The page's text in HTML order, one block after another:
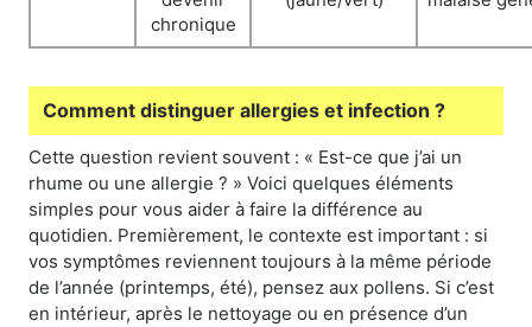
chronique
Comment distinguer allergies et infection ?
Cette question revient souvent : « Est-ce que j’ai un
rhume ou une allergie ? » Voici quelques éléments
simples pour vous aider à faire la différence au
quotidien. Premièrement, le contexte est important : si
vos symptômes reviennent toujours à la même période
de l’année (printemps, été), pensez aux pollens. Si c’est
en intérieur, après le nettoyage ou en présence d’un